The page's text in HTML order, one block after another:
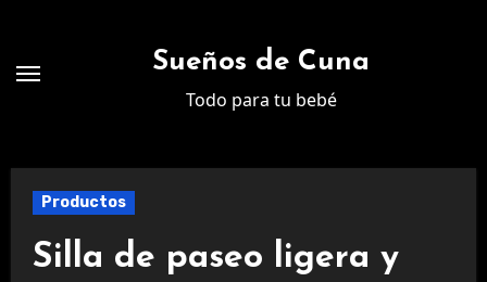
contenido
Sueños de Cuna
Todo para tu bebé
Productos
Silla de paseo ligera y